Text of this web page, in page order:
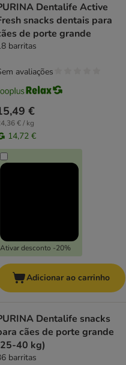
Dentalife Active
snacks dentais para
de porte grande
barritas
€
€ / kg
14,72 €
Ativar desconto -20%
avaliações
Adicionar ao carrinho
Dentalife snacks
cães de porte grande
40 kg)
barritas